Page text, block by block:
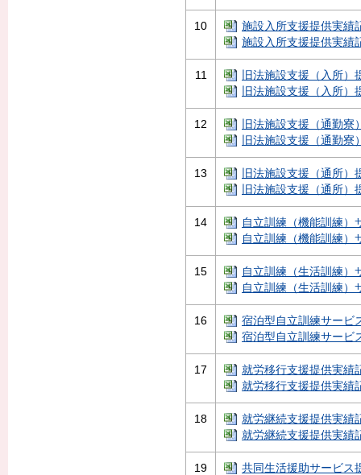
10
施設入所支援提供実績
施設入所支援提供実績
11
旧法施設支援（入所
旧法施設支援（入所
12
旧法施設支援（通勤
旧法施設支援（通勤
13
旧法施設支援（通所
旧法施設支援（通所
14
自立訓練（機能訓練）
自立訓練（機能訓練）
15
自立訓練（生活訓練）
自立訓練（生活訓練）
16
宿泊型自立訓練サービ
宿泊型自立訓練サービ
17
就労移行支援提供実績
就労移行支援提供実績
18
就労継続支援提供実績
就労継続支援提供実績
19
共同生活援助サービス